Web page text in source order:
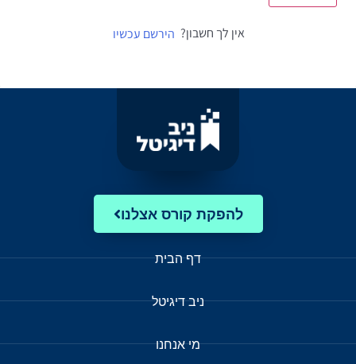
אין לך חשבון? הירשם עכשיו
להפקת קורס אצלנו
דף הבית
ניב דיגיטל
מי אנחנו